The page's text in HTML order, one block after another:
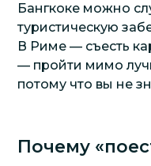
Бангкоке можно
туристическую
В Риме — съесть
— пройти мимо
потому что вы не
Почему